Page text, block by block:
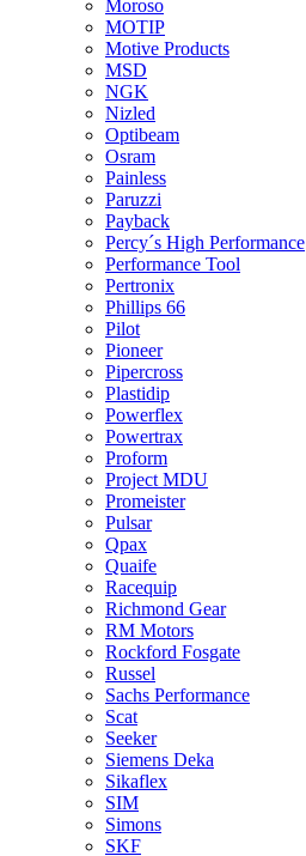
Moroso
MOTIP
Motive Products
MSD
NGK
Nizled
Optibeam
Osram
Painless
Paruzzi
Payback
Percy´s High Performance
Performance Tool
Pertronix
Phillips 66
Pilot
Pioneer
Pipercross
Plastidip
Powerflex
Powertrax
Proform
Project MDU
Promeister
Pulsar
Qpax
Quaife
Racequip
Richmond Gear
RM Motors
Rockford Fosgate
Russel
Sachs Performance
Scat
Seeker
Siemens Deka
Sikaflex
SIM
Simons
SKF